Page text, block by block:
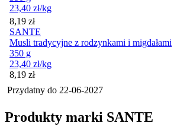
23,40 zł/kg
Cena
8,19 zł
SANTE
Musli tradycyjne z rodzynkami i migdałami
350 g
23,40 zł/kg
Cena
8,19 zł
Przydatny do 22-06-2027
Produkty marki SANTE